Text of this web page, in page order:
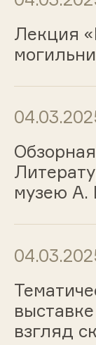
Лекция
музею А.
взгляд